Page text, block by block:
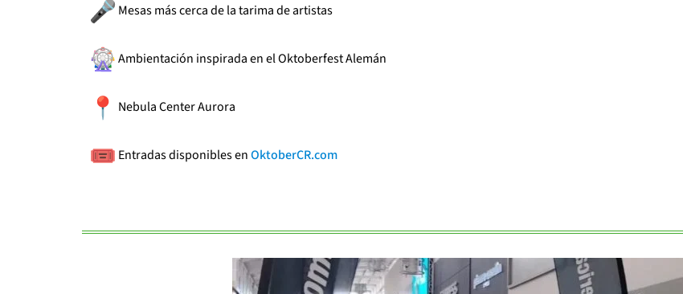
Mesas más cerca de la tarima de artistas
Ambientación inspirada en el Oktoberfest Alemán
Nebula Center Aurora
Entradas disponibles enOktoberCR.com